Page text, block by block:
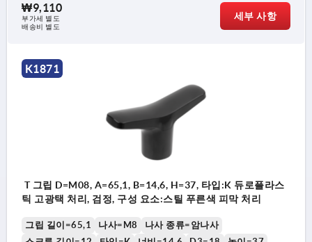
₩9,110
부가세 별도
배송비 별도
세부 사항
K1871
T 그립 D=M08, A=65,1, B=14,6, H=37, 타입:K 듀로플라스
틱 고광택 처리, 검정, 구성 요소:스틸 푸른색 피막 처리
그립 길이=65,1 나사=M8
나사 종류=암나사